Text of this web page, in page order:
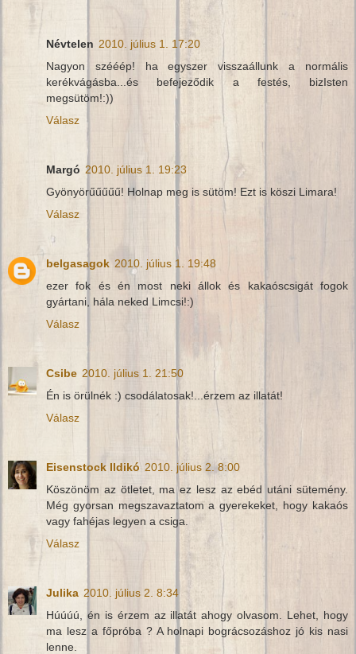
Névtelen 2010. július 1. 17:20
Nagyon szééép! ha egyszer visszaállunk a normális
kerékvágásba...és befejeződik a festés, bizIsten
megsütöm!:))
Válasz
Margó 2010. július 1. 19:23
Gyönyörűűűűű! Holnap meg is sütöm! Ezt is köszi Limara!
Válasz
belgasagok 2010. július 1. 19:48
ezer fok és én most neki állok és kakaóscsigát fogok
gyártani, hála neked Limcsi!:)
Válasz
Csibe 2010. július 1. 21:50
Én is örülnék :) csodálatosak!...érzem az illatát!
Válasz
Eisenstock Ildikó 2010. július 2. 8:00
Köszönöm az ötletet, ma ez lesz az ebéd utáni sütemény.
Még gyorsan megszavaztatom a gyerekeket, hogy kakaós
vagy fahéjas legyen a csiga.
Válasz
Julika 2010. július 2. 8:34
Húúúú, én is érzem az illatát ahogy olvasom. Lehet, hogy
ma lesz a főpróba ? A holnapi bográcsozáshoz jó kis nasi
lenne.